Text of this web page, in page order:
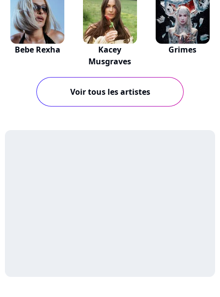
Bebe Rexha
Kacey
Musgraves
Grimes
Voir tous les artistes